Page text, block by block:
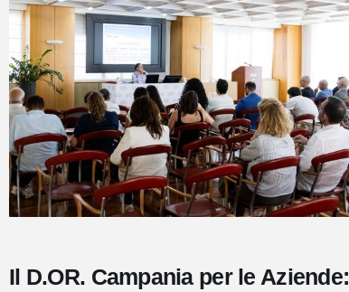
Il D.OR. Campania per le Aziende: